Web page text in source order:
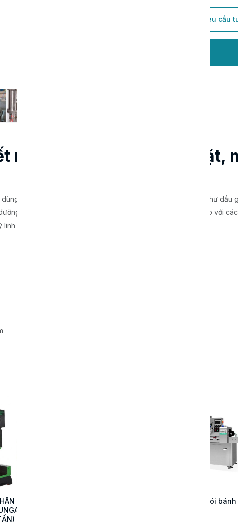
Gửi yêu cầu
rót chai dầu gội, nước giặt,
để chiết rót các loại dung dịch có độ nhớt vừa đến cao như dầu
v.v. Máy có thiết kế nhỏ gọn, vận hành đơn giản, phù hợp với
hoạt, không yêu cầu dây chuyền tự động hoàn toàn.
CHỮ
Máy đóng gói bánh